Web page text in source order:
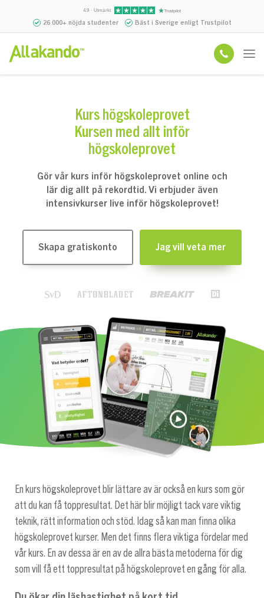
4.9 · Utmärkt
26 000+ nöjda studenter Bäst i Sverige enligt Trustpilot
Kurs högskoleprovet
Kursen med allt inför
högskoleprovet
Gör vår kurs inför högskoleprovet online och
lär dig allt på rekordtid. Vi erbjuder även
intensivkurser live inför högskoleprovet!
Skapa gratiskonto Jag vill veta mer
En kurs högskoleprovet blir lättare av är också en kurs som gör
att du kan få toppresultat. Det här blir möjligt tack vare viktig
teknik, rätt information och stöd. Idag så kan man finna olika
högskoleprovet kurser. Men det finns flera viktiga fördelar med
vår kurs. En av dessa är en av de allra bästa metoderna för dig
som vill få ett toppresultat på högskoleprovet en gång för alla.